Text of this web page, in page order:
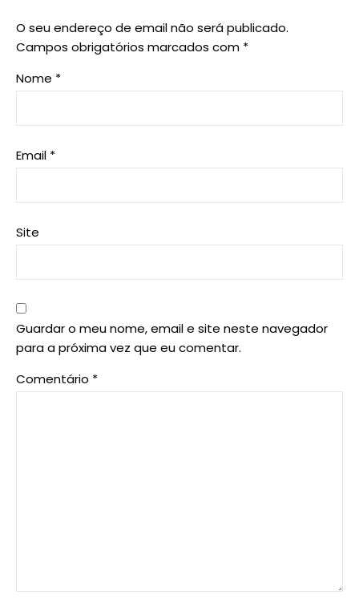
O seu endereço de email não será publicado.
Campos obrigatórios marcados com *
Nome *
Email *
Site
Guardar o meu nome, email e site neste navegador
para a próxima vez que eu comentar.
Comentário *